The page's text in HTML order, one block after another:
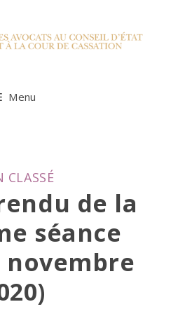
Menu
CLASSÉ
de la
séance
novembre